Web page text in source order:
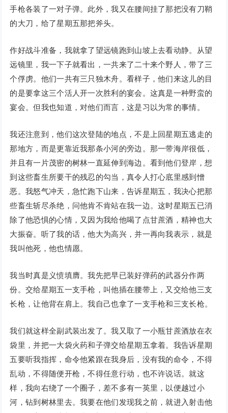
手枪各装了一对子弹。此外，我又在腰间挂了那把没有刀鞘
的大刀，给了星期五那把斧头。
作好战斗准备，我就拿了望远镜跑到山坡上去看动静。从望
远镜里，我一下子就看出，一共来了二十来个野人，带了三
个俘虏。他们一共有三只独木舟。看样子，他们来这儿的目
的是要拿这三个活人开一次胜利的宴会。这真是一种野蛮的
宴会。但我也知道，对他们而言，这是习以为常的事情。
我还注意到，他们这次登陆的地点，不是上回星期五逃走的
那地方，而是更靠近我那条小河的旁边。那一带海岸很低，
并且有一片茂密的树林一直延伸到海边。看到他们登岸，想
到这些畜生所要干的残忍的勾当，真令人打心底里感到憎
恶。我怒气冲天，急忙跑下山来，告诉星期五，我决心把那
些畜生斩尽杀绝，问他肯不肯站在我一边。这时星期五已消
除了他恐惧的心情，又因为我给他喝了点甘蔗酒，精神也大
大振奋。听了我的话，他大为高兴，并一再向我表示，就是
我叫他死，他也情愿。
我当时真是义愤填膺。我先把早已装好弹药的武器分作两
份。交给星期五一支手枪，叫他插在腰带上，又交给他三支
长枪，让他背在肩上。我自己也拿了一支手枪和三支长枪。
我们就这样全副武装出发了。我又取了一小瓶甘蔗酒放在衣
袋里，并把一大袋火药和子弹交给星期五拿着。我告诉星期
五要听我指挥，命令他紧跟在我身后，没有我的命令，不得
乱动，不得随便开枪，不得任意行动，也不许说话。就这
样，我向右绕了一个圈子，差不多有一英里，以便越过小
河，钻到树林里去。我要在他们发现我之前，就进入射击他